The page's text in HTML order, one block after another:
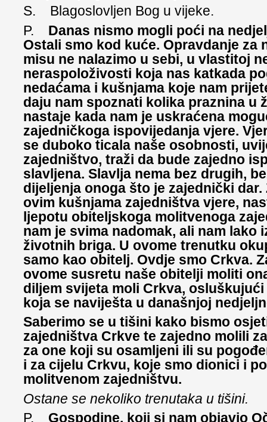
S. Blagoslovljen Bog u vijeke.
P. Danas nismo mogli poći na
Ostali smo kod kuće. Opravdanje za
misu ne nalazimo u sebi, u vlastitoj
neraspoloživosti koja nas katkada
nedaćama i kušnjama koje nam
daju nam spoznati kolika praznina u
nastaje kada nam je uskraćena
zajedničkoga ispovijedanja vjere.
se duboko ticala naše osobnosti,
zajedništvo, traži da bude zajedno
slavljena. Slavlja nema bez drugih,
dijeljenja onoga što je zajednički dar.
ovim kušnjama zajedništva vjere,
ljepotu obiteljskoga molitvenoga
nam je svima nadomak, ali nam lako
životnih briga. U ovome trenutku
samo kao obitelj. Ovdje smo Crkva.
ovome susretu naše obitelji moliti
diljem svijeta moli Crkva,
koja se naviješta u današnjoj
Saberimo se u tišini kako bismo
zajedništva Crkve te zajedno molili
za one koji su osamljeni ili su
i za cijelu Crkvu, koje smo dionici i
molitvenom zajedništvu.
Ostane se nekoliko trenutaka u tišini.
P. Gospodine, koji si nam objavio